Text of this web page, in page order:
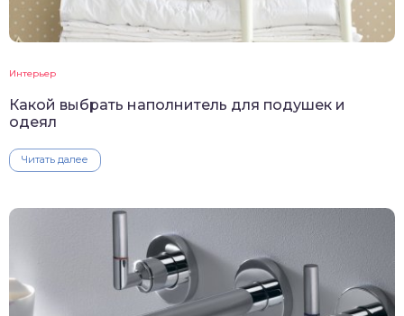
Интерьер
Какой выбрать наполнитель для подушек и
одеял
Читать далее